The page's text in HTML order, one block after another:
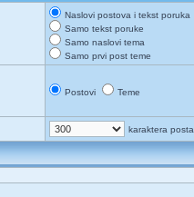
Naslovi postova i tekst poruka
Samo tekst poruke
Samo naslovi tema
Samo prvi post teme
Postovi Teme
karaktera posta